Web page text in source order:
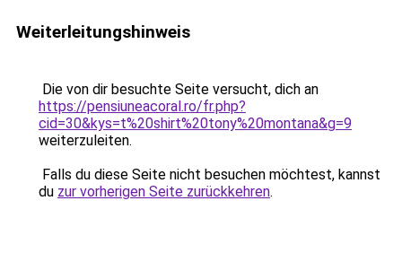
Weiterleitungshinweis
Die von dir besuchte Seite versucht, dich an
https://pensiuneacoral.ro/fr.php?
cid=30&kys=t%20shirt%20tony%20montana&g=9
weiterzuleiten.
Falls du diese Seite nicht besuchen möchtest, kannst
du zur vorherigen Seite zurückkehren.